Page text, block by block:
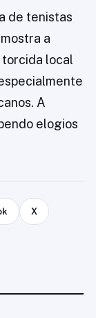
de tenistas
a
local
A
elogios
X